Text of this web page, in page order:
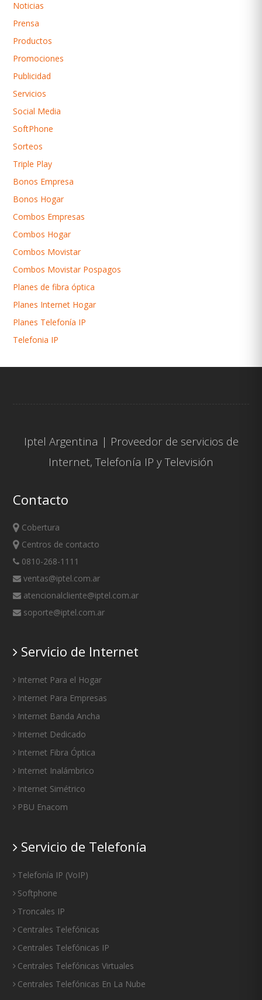
Noticias
Prensa
Productos
Promociones
Publicidad
Servicios
Social Media
SoftPhone
Sorteos
Triple Play
Bonos Empresa
Bonos Hogar
Combos Empresas
Combos Hogar
Combos Movistar
Combos Movistar Pospagos
Planes de fibra óptica
Planes Internet Hogar
Planes Telefonía IP
Telefonia IP
Iptel Argentina | Proveedor de servicios de
Internet,Telefonía IP yTelevisión
Contacto
Cobertura
Centros de contacto
0810-268-1111
ventas@iptel.com.ar
atencionalcliente@iptel.com.ar
soporte@iptel.com.ar
Servicio de Internet
Internet Para el Hogar
Internet Para Empresas
Internet Banda Ancha
Internet Dedicado
Internet Fibra Óptica
Internet Inalámbrico
Internet Simétrico
PBU Enacom
Servicio de Telefonía
Telefonía IP (VoIP)
Softphone
Troncales IP
Centrales Telefónicas
Centrales Telefónicas IP
Centrales Telefónicas Virtuales
Centrales Telefónicas En La Nube